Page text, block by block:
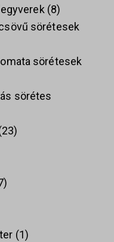
8
sörétesek
sörétesek
sörétes
23
1